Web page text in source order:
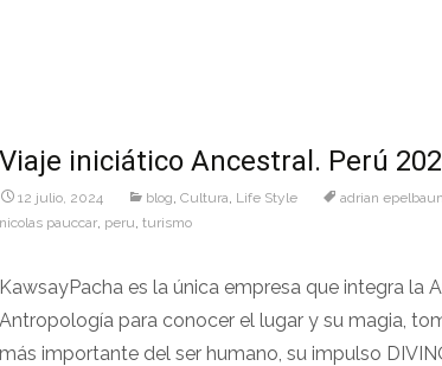
Viaje iniciático Ancestral. Perú
12 julio, 2024 blog, Cultura, Life Style adrian
nicolas pauccar, peru, turismo
KawsayPacha es la única empresa que integra la
Antropología para conocer el lugar y su magia,
más importante del ser humano, su impulso